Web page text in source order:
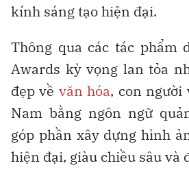
kính sáng tạo hiện đại.
Thông qua các tác phẩm
Awards kỳ vọng lan tỏa
đẹp về văn hóa, con
Nam bằng ngôn ngữ
góp phần xây dựng hình
hiện đại, giàu chiều sâu và